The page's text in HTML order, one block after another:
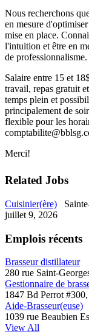
Nous recherchons
en mesure
mise en place.
l'intuition et être en
de professionnalisme.
Salaire entre 15 et
travail, repas gratuit
temps plein et
principalement de
flexible pour les
Merci!
Related Jobs
Cuisinier(ère)
juillet 9, 2026
Emplois récents
Brasseur distillateur
280 rue Saint-
Gestionnaire de
1847 Bd Perrot
Aide-Brasseur(euse)
1039 rue Beaubien
View All